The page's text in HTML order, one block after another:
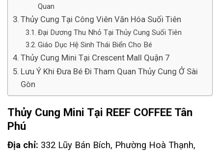
Quan
Thủy Cung Tại Công Viên Văn Hóa Suối Tiên
Đại Dương Thu Nhỏ Tại Thủy Cung Suối Tiên
Giáo Dục Hệ Sinh Thái Biển Cho Bé
Thủy Cung Mini Tại Crescent Mall Quận 7
Lưu Ý Khi Đưa Bé Đi Tham Quan Thủy Cung Ở Sài
Gòn
Thủy Cung Mini Tại REEF COFFEE Tân
Phú
Địa chỉ: 332 Lũy Bán Bích, Phường Hoà Thạnh,